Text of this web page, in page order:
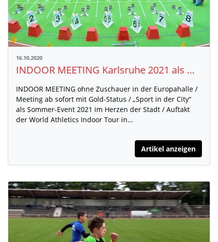
16.10.2020
INDOOR MEETING Karlsruhe 2021 als Wettkampf für Fans weltweit
INDOOR MEETING ohne Zuschauer in der Europahalle /
Meeting ab sofort mit Gold-Status / „Sport in der City“
als Sommer-Event 2021 im Herzen der Stadt / Auftakt
der World Athletics Indoor Tour in…
Artikel anzeigen